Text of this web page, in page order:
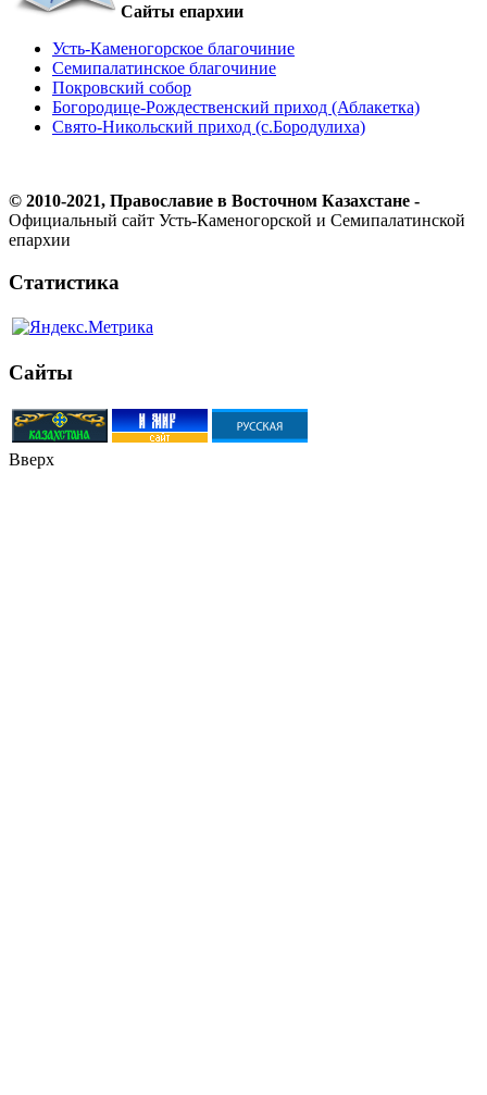
Сайты епархии
Усть-Каменогорское благочиние
Семипалатинское благочиние
Покровский собор
Богородице-Рождественский приход (Аблакетка)
Свято-Никольский приход (с.Бородулиха)
© 2010-2021, Православие в Восточном Казахстане -
Официальный сайт Усть-Каменогорской и Семипалатинской
епархии
Статистика
Сайты
Вверх